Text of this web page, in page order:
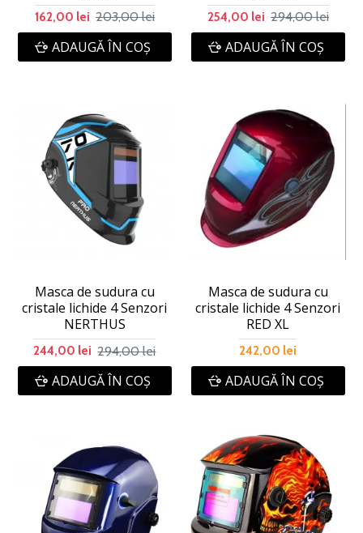
162,00 lei 203,00 lei
ADAUGĂ ÎN COŞ
254,00 lei 294,00 lei
ADAUGĂ ÎN COŞ
Masca de sudura cu
cristale lichide 4 Senzori
NERTHUS
244,00 lei 294,00 lei
ADAUGĂ ÎN COŞ
Masca de sudura cu
cristale lichide 4 Senzori
RED XL
242,00 lei
ADAUGĂ ÎN COŞ